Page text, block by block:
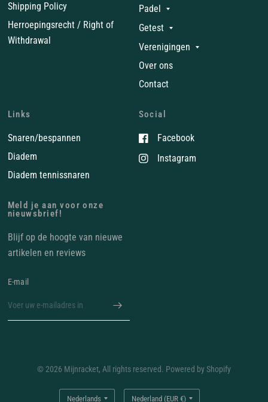
Shipping Policy
Herroepingsrecht / Right of
Withdrawal
Padel
Getest
Verenigingen
Over ons
Contact
Links
Snaren/bespannen
Diadem
Diadem tennissnaren
Social
Facebook
Instagram
Meld je aan voor onze
nieuwsbrief!
Blijf op de hoogte van nieuwe
artikelen en reviews
E‑mail
© 2026 Mijnracket, All rights reserved. Powered by Shopify
Land/regio
Land/regio